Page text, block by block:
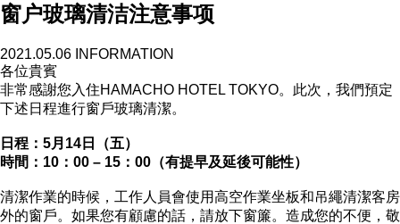
窗户玻璃清洁注意事项
2021.05.06 INFORMATION
各位貴賓
非常感謝您入住HAMACHO HOTEL TOKYO。此次，我們預定
下述日程進行窗戶玻璃清潔。
日程：5月14日（五）
時間：10：00 – 15：00（有提早及延後可能性）
清潔作業的時候，工作人員會使用高空作業坐板和吊繩清潔客房
外的窗戶。如果您有顧慮的話，請放下窗簾。造成您的不便，敬